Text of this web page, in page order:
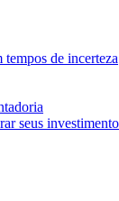
de incerteza
seus